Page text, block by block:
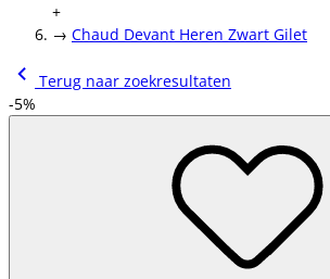
+
→ Chaud Devant Heren Zwart Gilet
Terug naar zoekresultaten
-5%